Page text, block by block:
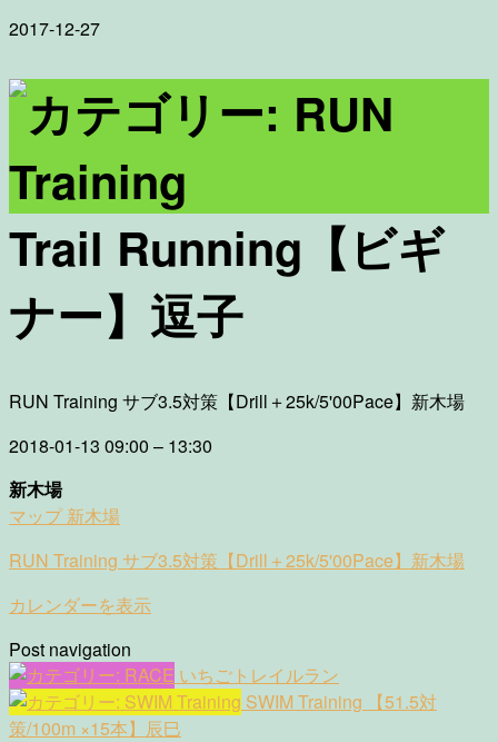
2017-12-27
Trail Running【ビギ
ナー】逗子
RUN Training サブ3.5対策【Drill＋25k/5'00Pace】新木場
2018-01-13 09:00 – 13:30
新木場
マップ新木場
RUN Training サブ3.5対策【Drill＋25k/5'00Pace】新木場
カレンダーを表示
Post navigation
いちごトレイルラン
SWIM Training 【51.5対
策/100m ×15本】辰巳